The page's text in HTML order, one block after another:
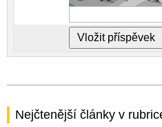
Nejčtenější články v